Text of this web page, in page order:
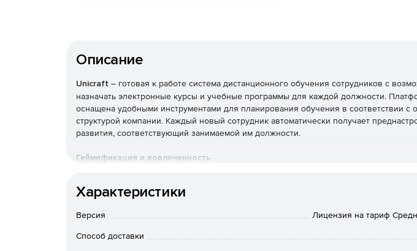
Описание
Unicraft – готовая к работе система дистанционного обучения сотрудников с
назначать электронные курсы и учебные программы для каждой должности.
оснащена удобными инструментами для планирования обучения в соответствии с
структурой компании. Каждый новый сотрудник автоматически получает
развития, соответствующий занимаемой им должности.
Геймификация и вовлеченность
мотивация достигается с помощью рабочего стола с ежедневными квотами на
развития, профессиональных компетенций и маршрутов для карьерного роста.
Характеристики
Версия Лицензия на тариф
Способ доставки